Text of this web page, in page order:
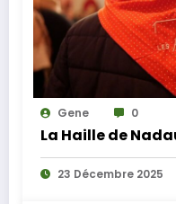
Gene 0
La Haille de
23 Décembre 2025